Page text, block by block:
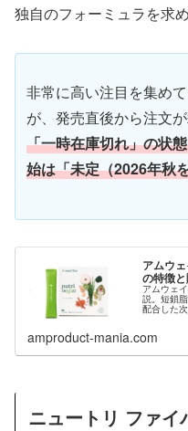
独自のフォーミュラを求
非常に高い注目を集め
が、発売直後から注文
「一時在庫切れ」の状
始は「未定（2026年秋
アムウ
の特徴
アムウェ
説。短鎖
配合した
amproduct-mania.com
ニュートリ ファイ